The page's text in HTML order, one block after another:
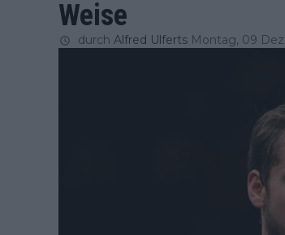
Weise
durch Alfred Ulferts Montag, 09